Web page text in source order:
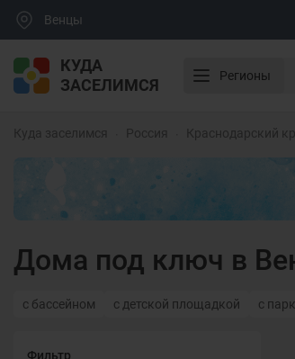
Венцы
КУДА
ЗАСЕЛИМСЯ
Регионы
Куда заселимся Россия Краснодарский
Дома под ключ в
с бассейном с детской площадкой с
Фильтр